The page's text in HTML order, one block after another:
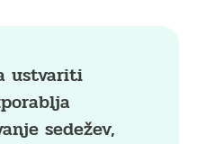
ustvariti
sedežev,